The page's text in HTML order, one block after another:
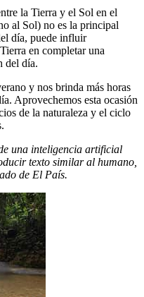
la Tierra y el Sol en el
al Sol) no es la principal
día, puede influir
en completar una
del día.
y nos brinda más horas
Aprovechemos esta ocasión
de la naturaleza y el ciclo
una inteligencia artificial
texto similar al humano,
de El País.